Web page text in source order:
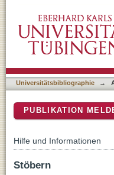
Universitätsbibliographie →
PUBLIKATION
Hilfe und Informationen
Stöbern